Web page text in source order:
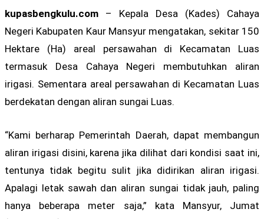
kupasbengkulu.com – Kepala Desa (Kades) Cahaya
Negeri Kabupaten Kaur Mansyur mengatakan, sekitar 150
Hektare (Ha) areal persawahan di Kecamatan Luas
termasuk Desa Cahaya Negeri membutuhkan aliran
irigasi. Sementara areal persawahan di Kecamatan Luas
berdekatan dengan aliran sungai Luas.
“Kami berharap Pemerintah Daerah, dapat membangun
aliran irigasi disini, karena jika dilihat dari kondisi saat ini,
tentunya tidak begitu sulit jika didirikan aliran irigasi.
Apalagi letak sawah dan aliran sungai tidak jauh, paling
hanya beberapa meter saja,” kata Mansyur, Jumat